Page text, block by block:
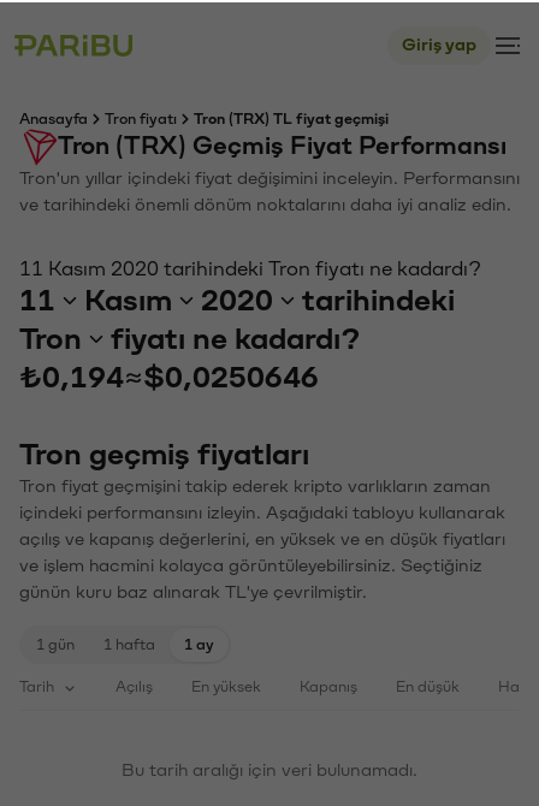
Giriş yap
Anasayfa Tron fiyatı Tron (TRX) TL fiyat geçmişi
Tron (TRX) Geçmiş Fiyat Performansı
Tron'un yıllar içindeki fiyat değişimini inceleyin. Performansını
ve tarihindeki önemli dönüm noktalarını daha iyi analiz edin.
11 Kasım 2020 tarihindeki Tron fiyatı ne kadardı?
11 Kasım 2020
tarihindeki
Tron
fiyatı ne kadardı?
₺0,194≈$0,0250646
Tron geçmiş fiyatları
Tron fiyat geçmişini takip ederek kripto varlıkların zaman
içindeki performansını izleyin. Aşağıdaki tabloyu kullanarak
açılış ve kapanış değerlerini, en yüksek ve en düşük fiyatları
ve işlem hacmini kolayca görüntüleyebilirsiniz. Seçtiğiniz
günün kuru baz alınarak TL'ye çevrilmiştir.
1 gün 1 hafta 1 ay
Tarih Açılış En yüksek Kapanış En düşük
Bu tarih aralığı için veri bulunamadı.